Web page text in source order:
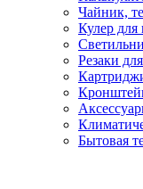
Чайник,
Кулер для
Резаки
Бытовая